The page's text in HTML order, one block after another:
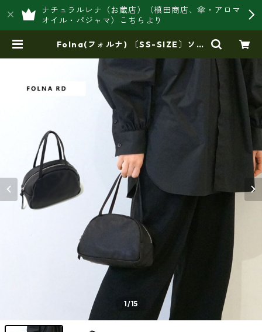
ナチュラルレナ（お蔵店）（槙田商店、傘・アロマ
オイル・パジャマ）こちらより
Folna(フォルナ) 〔SS-SIZE〕ソフ
OLNA RD 083302 | 豊岡製オリジ
ナルバッグ製造販売【日本製・バッ
グ財布 専門店】レナ ジャパンメ
イド ショップ
1/15